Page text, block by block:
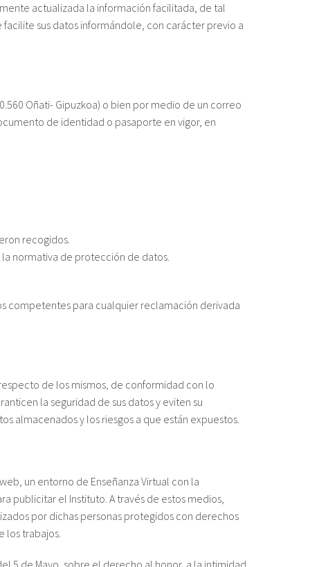
actualizada la información facilitada, de tal
sus datos informándole, con carácter previo a
Oñati- Gipuzkoa) o bien por medio de un correo
de identidad o pasaporte en vigor, en
recogidos.
normativa de protección de datos.
competentes para cualquier reclamación derivada
de los mismos, de conformidad con lo
la seguridad de sus datos y eviten su
almacenados y los riesgos a que están expuestos.
un entorno de Enseñanza Virtual con la
publicitar el Instituto. A través de estos medios,
por dichas personas protegidos con derechos
los trabajos.